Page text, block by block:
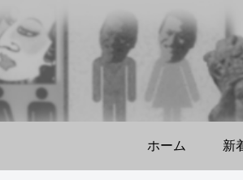
ホーム 新